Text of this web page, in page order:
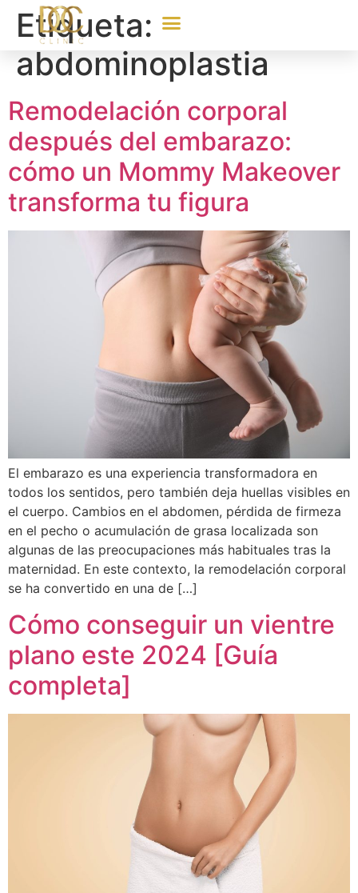
Etiqueta:
abdominoplastia
Remodelación corporal
después del embarazo:
cómo un Mommy Makeover
transforma tu figura
El embarazo es una experiencia transformadora en
todos los sentidos, pero también deja huellas visibles en
el cuerpo. Cambios en el abdomen, pérdida de firmeza
en el pecho o acumulación de grasa localizada son
algunas de las preocupaciones más habituales tras la
maternidad. En este contexto, la remodelación corporal
se ha convertido en una de […]
Cómo conseguir un vientre
plano este 2024 [Guía
completa]